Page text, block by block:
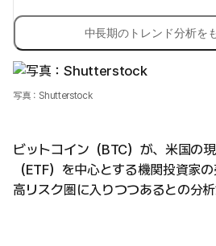
中長期のトレンド分析を
写真：Shutterstock
ビットコイン（BTC）が、米国の
（ETF）を中心とする機関投資家
高リスク圏に入りつつあるとの分析